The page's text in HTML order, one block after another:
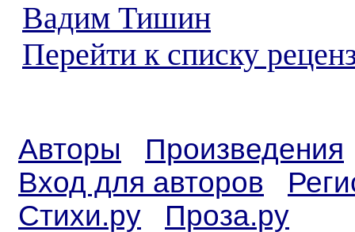
Вадим Тишин
Перейти к списку
Авторы
Произведения
Вход для авторов
Стихи.ру
Проза.ру